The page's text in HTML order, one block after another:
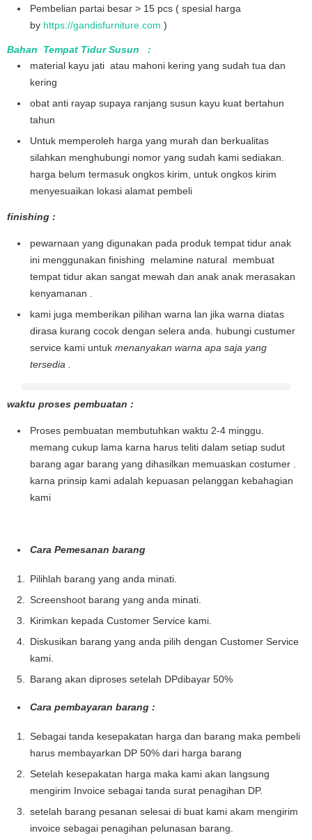
Pembelian partai besar > 15 pcs ( spesial harga
by https://gandisfurniture.com )
Bahan Tempat Tidur Susun :
material kayu jati atau mahoni kering yang sudah tua dan
kering
obat anti rayap supaya ranjang susun kayu kuat bertahun
tahun
Untuk memperoleh harga yang murah dan berkualitas
silahkan menghubungi nomor yang sudah kami sediakan.
harga belum termasuk ongkos kirim, untuk ongkos kirim
menyesuaikan lokasi alamat pembeli
finishing :
pewarnaan yang digunakan pada produk tempat tidur anak
ini menggunakan finishing melamine natural membuat
tempat tidur akan sangat mewah dan anak anak merasakan
kenyamanan .
kami juga memberikan pilihan warna lan jika warna diatas
dirasa kurang cocok dengan selera anda. hubungi custumer
service kami untuk menanyakan warna apa saja yang
tersedia .
waktu proses pembuatan :
Proses pembuatan membutuhkan waktu 2-4 minggu.
memang cukup lama karna harus teliti dalam setiap sudut
barang agar barang yang dihasilkan memuaskan costumer .
karna prinsip kami adalah kepuasan pelanggan kebahagian
kami
Cara Pemesanan barang
Pilihlah barang yang anda minati.
Screenshoot barang yang anda minati.
Kirimkan kepada Customer Service kami.
Diskusikan barang yang anda pilih dengan Customer Service
kami.
Barang akan diproses setelah DPdibayar 50%
Cara pembayaran barang :
Sebagai tanda kesepakatan harga dan barang maka pembeli
harus membayarkan DP 50% dari harga barang
Setelah kesepakatan harga maka kami akan langsung
mengirim Invoice sebagai tanda surat penagihan DP.
setelah barang pesanan selesai di buat kami akam mengirim
invoice sebagai penagihan pelunasan barang.